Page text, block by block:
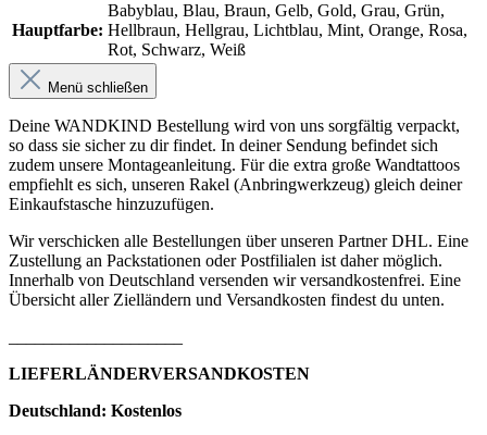
Hauptfarbe:
Babyblau, Blau, Braun, Gelb, Gold, Grau, Grün,
Hellbraun, Hellgrau, Lichtblau, Mint, Orange, Rosa,
Rot, Schwarz, Weiß
Menü schließen
Deine WANDKIND Bestellung wird von uns sorgfältig verpackt,
so dass sie sicher zu dir findet. In deiner Sendung befindet sich
zudem unsere Montageanleitung. Für die extra große Wandtattoos
empfiehlt es sich, unseren Rakel (Anbringwerkzeug) gleich deiner
Einkaufstasche hinzuzufügen.
Wir verschicken alle Bestellungen über unseren Partner DHL. Eine
Zustellung an Packstationen oder Postfilialen ist daher möglich.
Innerhalb von Deutschland versenden wir versandkostenfrei. Eine
Übersicht aller Zielländern und Versandkosten findest du unten.
LIEFERLÄNDERVERSANDKOSTEN
Deutschland: Kostenlos